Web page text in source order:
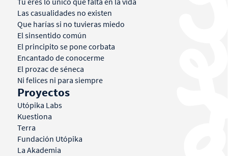
Las casualidades no existen
Que harías si no tuvieras miedo
El sinsentido común
El principito se pone corbata
Encantado de conocerme
El prozac de séneca
Ni felices ni para siempre
Proyectos
Utópika Labs
Kuestiona
Terra
Fundación Utópika
La Akademia